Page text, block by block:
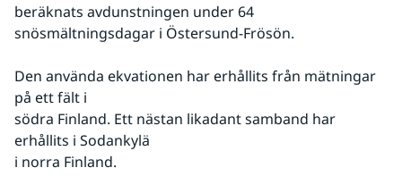
beräknats avdunstningen under 64
snösmältningsdagar i Östersund-Frösön.
Den använda ekvationen har erhållits från mätningar
på ett fält i
södra Finland. Ett nästan likadant samband har
erhållits i Sodankylä
i norra Finland.